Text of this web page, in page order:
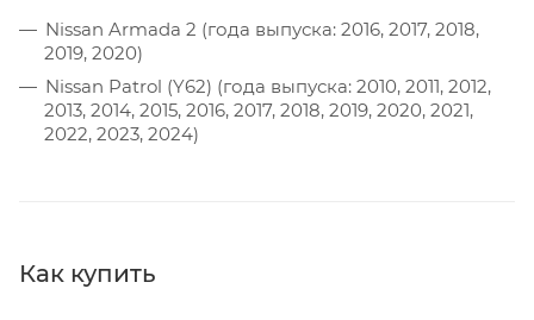
Nissan Armada 2 (года выпуска: 2016, 2017, 2018,
2019, 2020)
Nissan Patrol (Y62) (года выпуска: 2010, 2011, 2012,
2013, 2014, 2015, 2016, 2017, 2018, 2019, 2020, 2021,
2022, 2023, 2024)
Как купить